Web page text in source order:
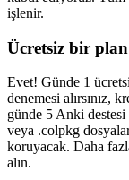
işlenir.
Ücretsiz bir
Evet! Günde 1
denemesi alırsınız,
günde 5 Anki
veya .colpkg
koruyacak. Daha
alın.